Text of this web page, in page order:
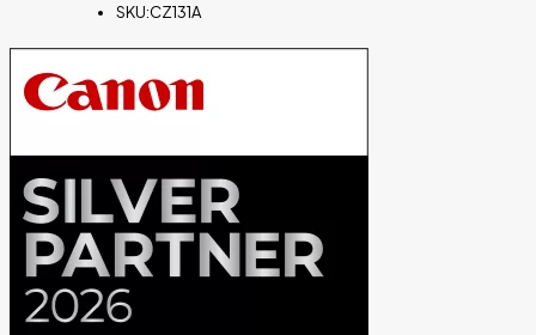
SKU:CZ131A